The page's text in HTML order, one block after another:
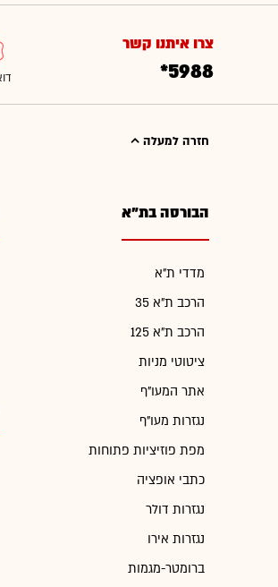
צרו איתנו קשר
*5988
חזרה למעלה
הבורסה בת"א
מדדי ת"א
הרכב ת"א 35
הרכב ת"א 125
ציטוטי מניות
אתר המעו"ף
נגזרות מעו"ף
מפת פוזיציות פתוחות
כתבי אופציה
נגזרות דולר
נגזרות אירו
ברומטר-מגמות